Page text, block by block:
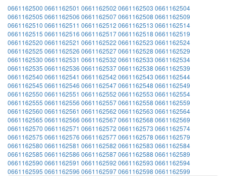
0661162500 0661162501 0661162502 0661162503 0661162504
0661162505 0661162506 06611625070661162508 0661162509
0661162510 0661162511 0661162512 0661162513 0661162514
0661162515 0661162516 06611625170661162518 0661162519
0661162520 0661162521 0661162522 0661162523 0661162524
0661162525 0661162526 06611625270661162528 0661162529
0661162530 0661162531 0661162532 0661162533 0661162534
0661162535 0661162536 06611625370661162538 0661162539
0661162540 0661162541 0661162542 0661162543 0661162544
0661162545 0661162546 06611625470661162548 0661162549
0661162550 0661162551 0661162552 0661162553 0661162554
0661162555 0661162556 06611625570661162558 0661162559
0661162560 0661162561 0661162562 0661162563 0661162564
0661162565 0661162566 06611625670661162568 0661162569
0661162570 0661162571 0661162572 0661162573 0661162574
0661162575 0661162576 06611625770661162578 0661162579
0661162580 0661162581 0661162582 0661162583 0661162584
0661162585 0661162586 06611625870661162588 0661162589
0661162590 0661162591 0661162592 0661162593 0661162594
0661162595 0661162596 06611625970661162598 0661162599